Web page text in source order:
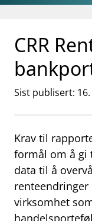
Gå til
Gå til søkesiden
CRR
Sist publisert:
Krav til
formål om å gi
data til å
virksomhet